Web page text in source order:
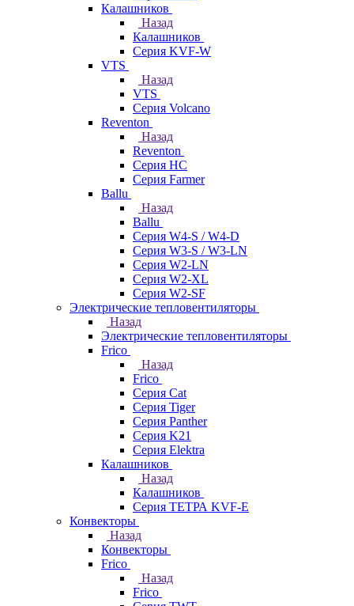
Калашников
Назад
Калашников
Серия KVF-W
VTS
Назад
VTS
Серия Volcano
Reventon
Назад
Reventon
Серия HC
Серия Farmer
Ballu
Назад
Ballu
Серия W4-S / W4-D
Серия W3-S / W3-LN
Серия W2-LN
Серия W2-XL
Серия W2-SF
Электрические тепловентиляторы
Назад
Электрические тепловентиляторы
Frico
Назад
Frico
Серия Cat
Серия Tiger
Серия Panther
Серия K21
Серия Elektra
Калашников
Назад
Калашников
Серия ТЕТРА KVF-E
Конвекторы
Назад
Конвекторы
Frico
Назад
Frico